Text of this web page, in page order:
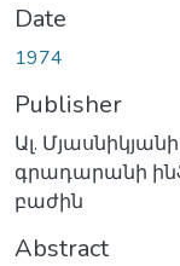
Date
1974
Publisher
Ալ.
գրադարանի
բաժին
Abstract